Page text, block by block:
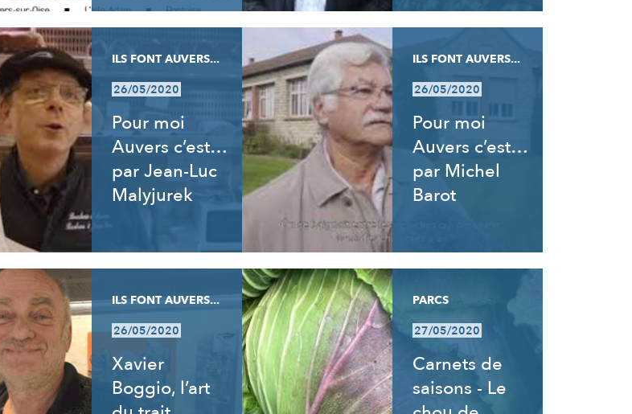
ILS FONT AUVERS...
26/05/2020
Pour moi
Auvers c’est…
par Jean-Luc
Malyjurek
ILS FONT AUVERS...
26/05/2020
Pour moi
Auvers c’est…
par Michel
Barot
ILS FONT AUVERS...
26/05/2020
Xavier
Boggio, l’art
PARCS
27/05/2020
Carnets de
saisons - Le